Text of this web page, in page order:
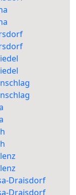
Draisdorf
Draisdorf